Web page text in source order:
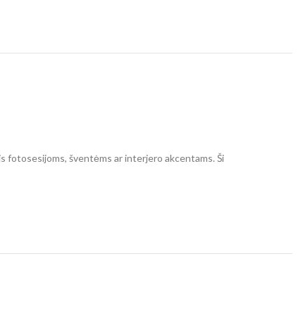
fotosesijoms, šventėms ar interjero akcentams. Ši